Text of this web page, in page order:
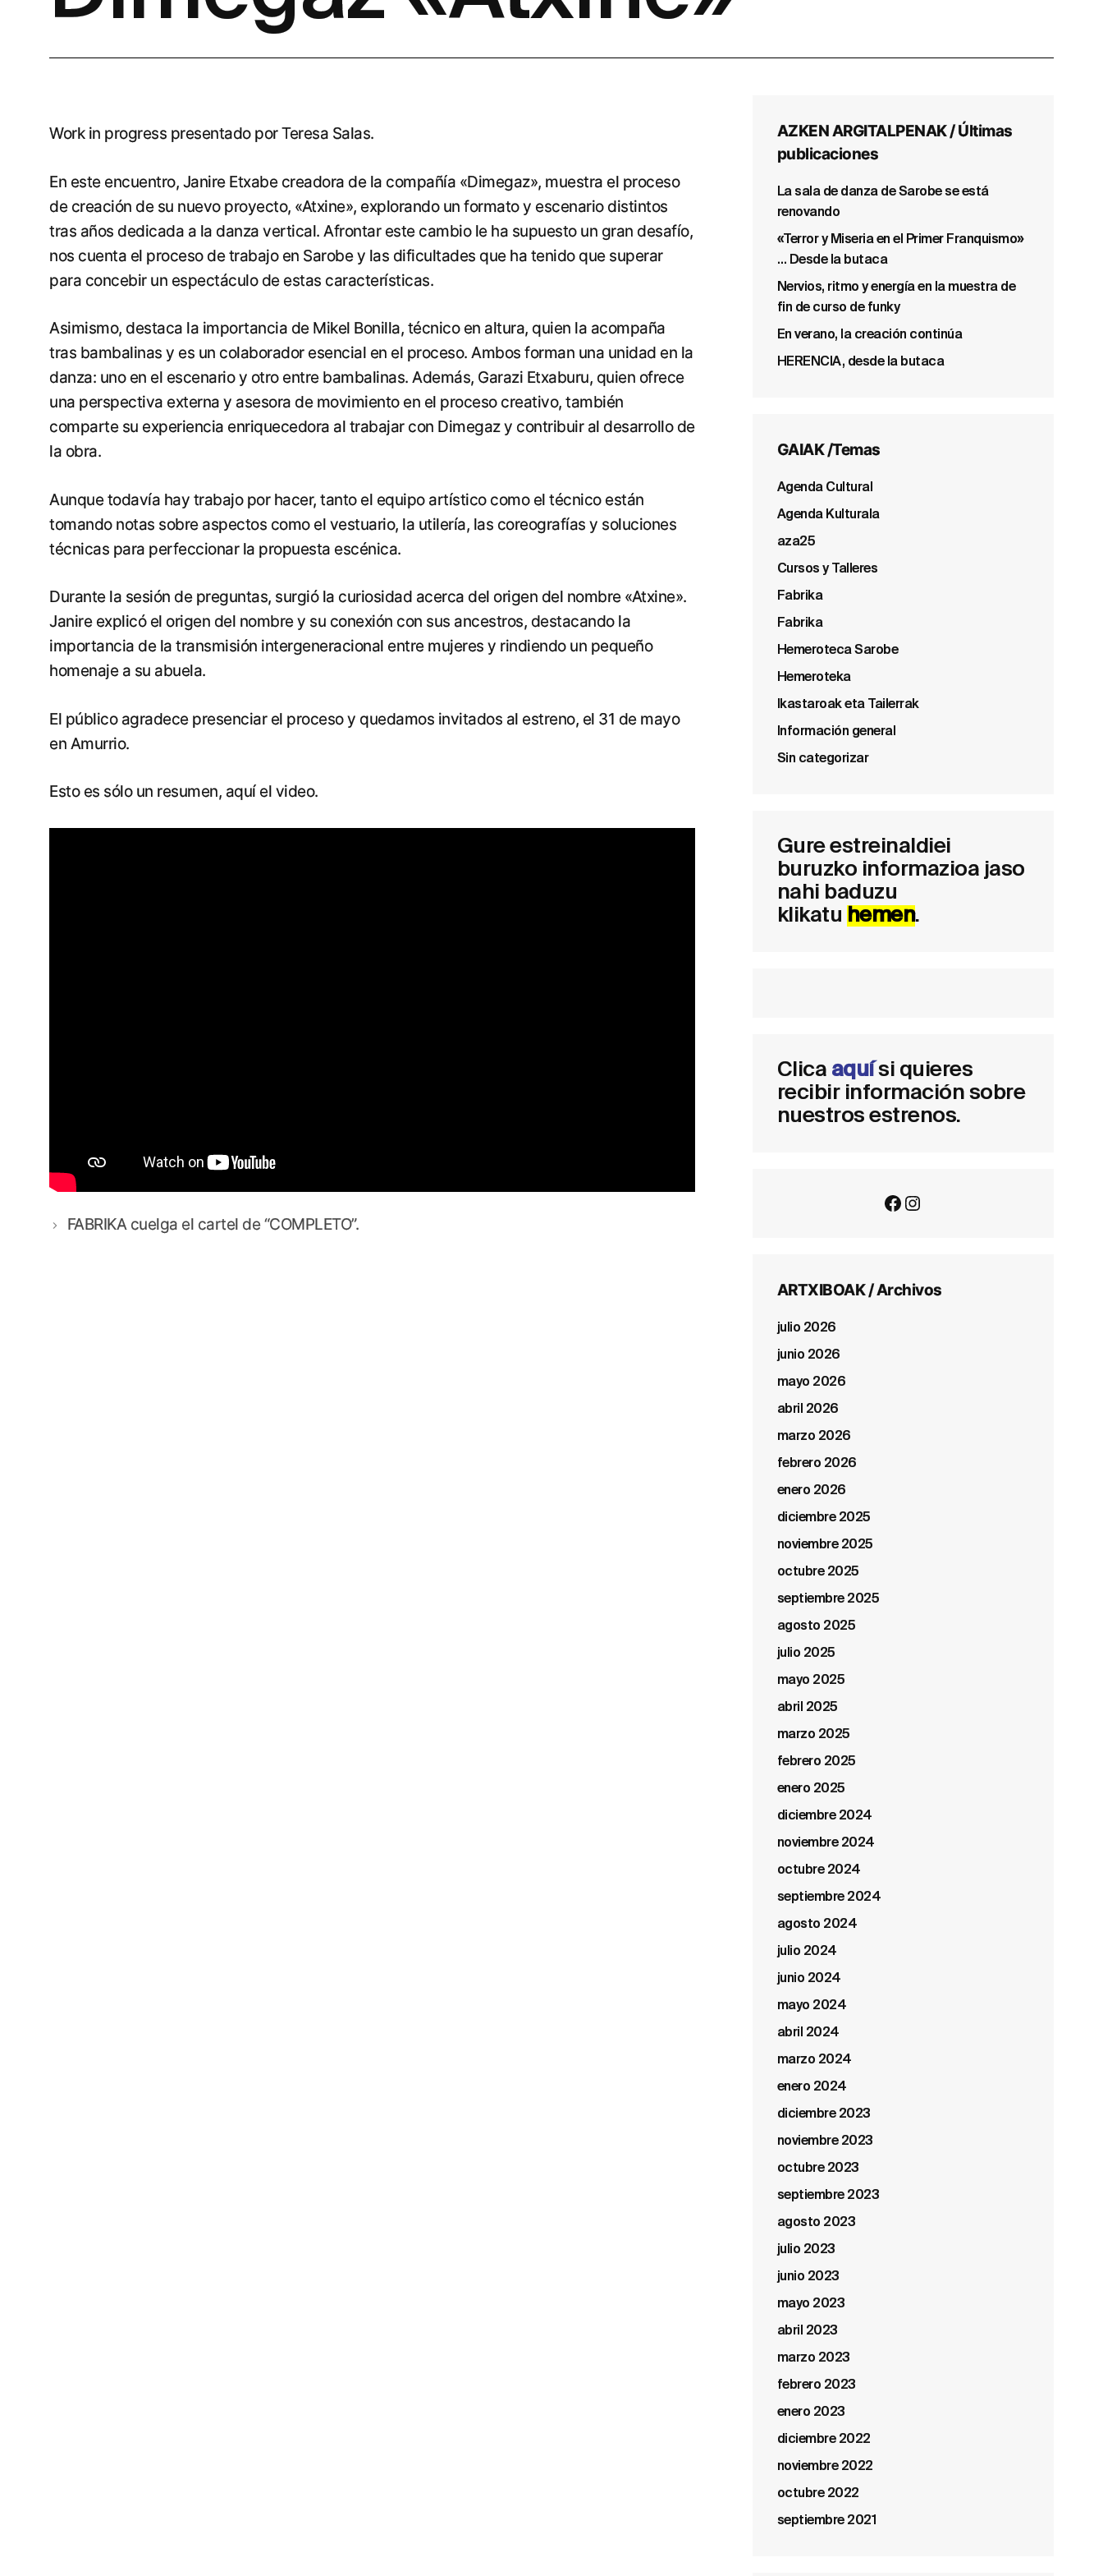
Work in progress presentado por Teresa Salas.
En este encuentro, Janire Etxabe creadora de la compañía «Dimegaz», muestra el proceso
de creación de su nuevo proyecto, «Atxine», explorando un formato y escenario distintos
tras años dedicada a la danza vertical. Afrontar este cambio le ha supuesto un gran desafío,
nos cuenta el proceso de trabajo en Sarobe y las dificultades que ha tenido que superar
para concebir un espectáculo de estas características.
Asimismo, destaca la importancia de Mikel Bonilla, técnico en altura, quien la acompaña
tras bambalinas y es un colaborador esencial en el proceso. Ambos forman una unidad en la
danza: uno en el escenario y otro entre bambalinas. Además, Garazi Etxaburu, quien ofrece
una perspectiva externa y asesora de movimiento en el proceso creativo, también
comparte su experiencia enriquecedora al trabajar con Dimegaz y contribuir al desarrollo de
la obra.
Aunque todavía hay trabajo por hacer, tanto el equipo artístico como el técnico están
tomando notas sobre aspectos como el vestuario, la utilería, las coreografías y soluciones
técnicas para perfeccionar la propuesta escénica.
Durante la sesión de preguntas, surgió la curiosidad acerca del origen del nombre «Atxine».
Janire explicó el origen del nombre y su conexión con sus ancestros, destacando la
importancia de la transmisión intergeneracional entre mujeres y rindiendo un pequeño
homenaje a su abuela.
El público agradece presenciar el proceso y quedamos invitados al estreno, el 31 de mayo
en Amurrio.
Esto es sólo un resumen, aquí el video.
FABRIKA cuelga el cartel de “COMPLETO”.
AZKEN ARGITALPENAK / Últimas
publicaciones
La sala de danza de Sarobe se está
renovando
«Terror y Miseria en el Primer Franquismo»
… Desde la butaca
Nervios, ritmo y energía en la muestra de
fin de curso de funky
En verano, la creación continúa
HERENCIA, desde la butaca
GAIAK /Temas
Agenda Cultural
Agenda Kulturala
aza25
Cursos y Talleres
Fabrika
Fabrika
Hemeroteca Sarobe
Hemeroteka
Ikastaroak eta Tailerrak
Información general
Sin categorizar
Gure estreinaldiei
buruzko informazioa jaso
nahi baduzu
klikatu hemen.
Clica aquísi quieres
recibir información sobre
nuestros estrenos.
Facebook
Instagram
ARTXIBOAK / Archivos
julio 2026
junio 2026
mayo 2026
abril 2026
marzo 2026
febrero 2026
enero 2026
diciembre 2025
noviembre 2025
octubre 2025
septiembre 2025
agosto 2025
julio 2025
mayo 2025
abril 2025
marzo 2025
febrero 2025
enero 2025
diciembre 2024
noviembre 2024
octubre 2024
septiembre 2024
agosto 2024
julio 2024
junio 2024
mayo 2024
abril 2024
marzo 2024
enero 2024
diciembre 2023
noviembre 2023
octubre 2023
septiembre 2023
agosto 2023
julio 2023
junio 2023
mayo 2023
abril 2023
marzo 2023
febrero 2023
enero 2023
diciembre 2022
noviembre 2022
octubre 2022
septiembre 2021